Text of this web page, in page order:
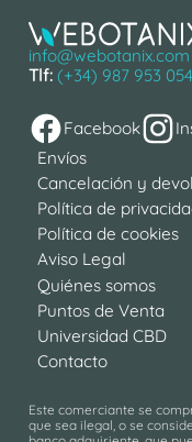
info@webotanix.com
Tlf: (+34) 987 953 054
Facebook
Envíos
Cancelación y
Política de
Política de cookies
Aviso Legal
Quiénes somos
Puntos de Venta
Universidad CBD
Contacto
Este comerciante se
que sea ilegal, o se